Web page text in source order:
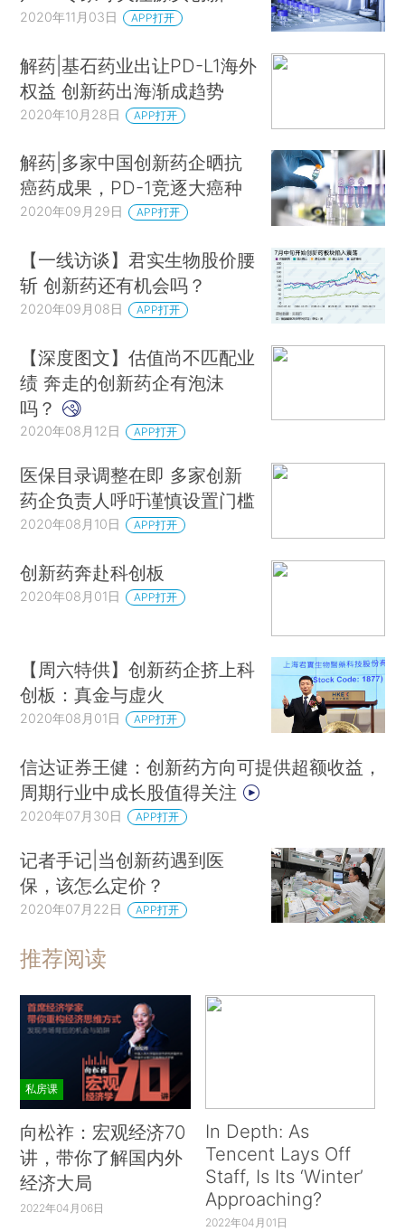
2020年11月03日 APP打开
解药|基石药业出让PD-L1海外
权益 创新药出海渐成趋势
2020年10月28日 APP打开
解药|多家中国创新药企晒抗
癌药成果，PD-1竞逐大癌种
2020年09月29日 APP打开
【一线访谈】君实生物股价腰
斩 创新药还有机会吗？
2020年09月08日 APP打开
【深度图文】估值尚不匹配业
绩 奔走的创新药企有泡沫
吗？
2020年08月12日 APP打开
医保目录调整在即 多家创新
药企负责人呼吁谨慎设置门槛
2020年08月10日 APP打开
创新药奔赴科创板
2020年08月01日 APP打开
【周六特供】创新药企挤上科
创板：真金与虚火
2020年08月01日 APP打开
信达证券王健：创新药方向可提供超额收益，
周期行业中成长股值得关注
2020年07月30日 APP打开
记者手记|当创新药遇到医
保，该怎么定价？
2020年07月22日 APP打开
推荐阅读
私房课
向松祚：宏观经济70
讲，带你了解国内外
经济大局
2022年04月06日
In Depth: As
Tencent Lays Off
Staff, Is Its ‘Winter’
Approaching?
2022年04月01日